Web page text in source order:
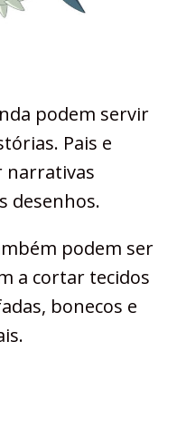
podem servir
Pais e
narrativas
desenhos.
podem ser
a cortar tecidos
bonecos e